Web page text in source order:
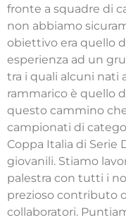
fronte a squadre di
non abbiamo
obiettivo era quello
esperienza ad un
tra i quali alcuni nati
rammarico è quello
questo cammino
campionati di
Coppa Italia di Serie
giovanili. Stiamo
palestra con tutti i
prezioso contributo
collaboratori.